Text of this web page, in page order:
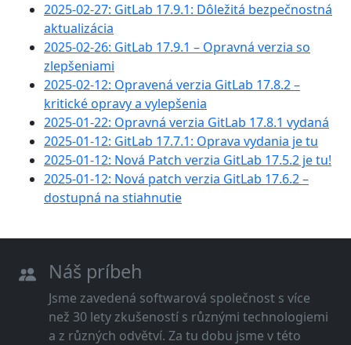
2025-02-27: GitLab 17.9.1: Dôležitá bezpečnostná
aktualizácia
2025-02-26: GitLab 17.9.1 – Opravná verzia so
zlepšeniami
2025-02-12: Opravená verzia GitLab 17.8.2 –
kritické opravy a vylepšenia
2025-01-22: Opravná verzia GitLab 17.8.1 vydaná
2025-01-12: GitLab 17.7.1: Oprava vydania je tu
2025-01-12: Nová Patch verzia GitLab 17.5.2 je tu!
2025-01-12: Nová patch verzia GitLab 17.6.2 –
dostupná na stiahnutie
Náš príbeh
Jsme zavedená softwarová společnost s více
než 30 lety zkušeností s různými technologiemi
a z různých odvětví. Za tu dobu jsme v této